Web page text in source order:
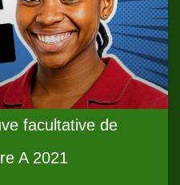
facultative de
A 2021